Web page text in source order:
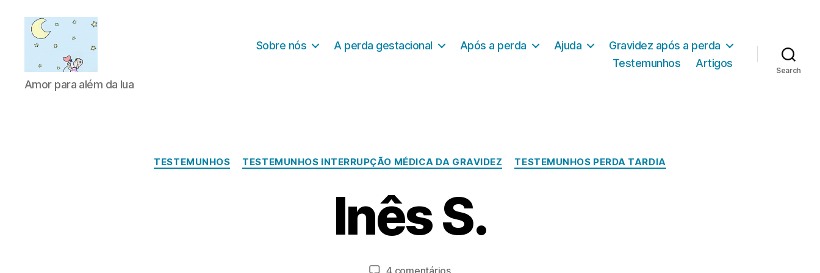
Amor
para
Amor para além da lua
Sobre nós A perda gestacional Após a perda Ajuda
Gravidez após a perda
Testemunhos
Artigos
Search
Categorias
TESTEMUNHOS TESTEMUNHOS INTERRUPÇÃO MÉDICA DA GRAVIDEZ TESTEMUNHOS PERDA TARDIA
Inês S.
Autor
Data
0
4 comentáriosem